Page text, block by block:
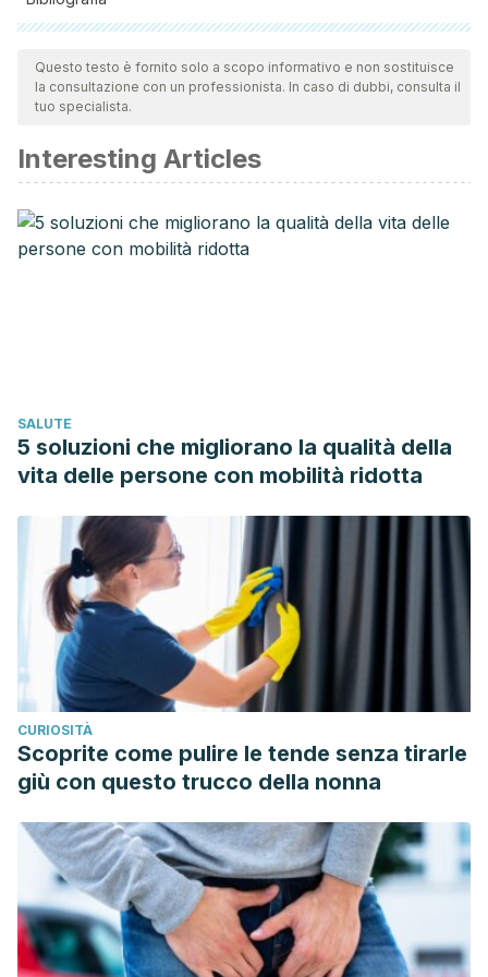
Tutte le fonti citate sono state esaminate a fondo dal nostro
team per garantirne la qualità, l'affidabilità, l'attualità e la
validità. La bibliografia di questo articolo è stata considerata
Janmejai K Srivastava, Eswar Shankar, Sanjay
Gupta. Chamomile: A herbal medicine of the past with bright
future. (2010).
traceelements.com/Docs/
and Bioactivities of Melatonin. (2005).
www.mdpi.com/2072-6643/9/4/367
Valtonen M., Niskanen L., Kangas AP., Koskinen T. Effect of
melatonin-rich night-time milk on sleep and activity in
elderly institutionalized subjects. (2010).
Wilfred R. Pigeon, Michelle Carr, Colin Gorman, Michael L.
Perlis. Effects of a Tart Cherry Juice Beverage on the
Sleep of Older Adults with Insomnia: A Pilot Study.
Questo testo è fornito solo a scopo informativo e non sostituisce
la consultazione con un professionista. In caso di dubbi, consulta il
tuo specialista.
Interesting Articles
SALUTE
5 soluzioni che migliorano la qualità della
vita delle persone con mobilità ridotta
CURIOSITÀ
Scoprite come pulire le tende senza tirarle
giù con questo trucco della nonna